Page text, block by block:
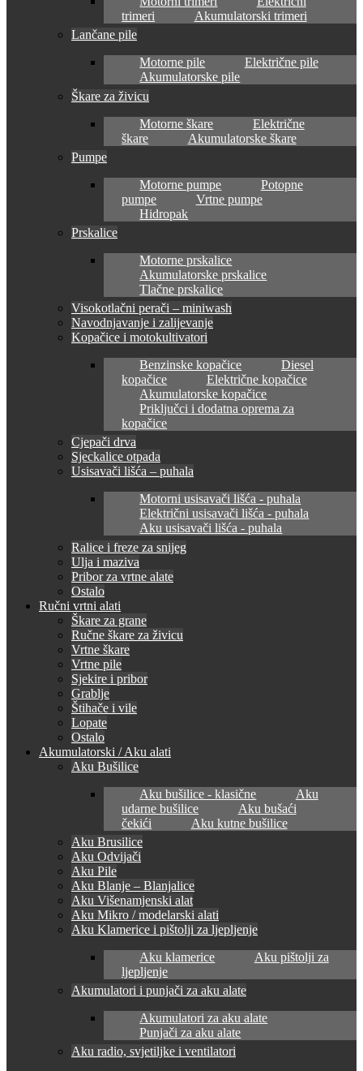
trimeri
Akumulatorski trimeri
Lančane pile
Motorne pile
Električne pile
Akumulatorske pile
Škare za živicu
Motorne škare
Električne
škare
Akumulatorske škare
Pumpe
Motorne pumpe
Potopne
pumpe
Vrtne pumpe
Hidropak
Prskalice
Motorne prskalice
Akumulatorske prskalice
Tlačne prskalice
Visokotlačni perači – miniwash
Navodnjavanje i zalijevanje
Kopačice i motokultivatori
Benzinske kopačice
Diesel
kopačice
Električne kopačice
Akumulatorske kopačice
Priključci i dodatna oprema za
kopačice
Cjepači drva
Sjeckalice otpada
Usisavači lišća – puhala
Motorni usisavači lišća - puhala
Električni usisavači lišća - puhala
Aku usisavači lišća - puhala
Ralice i freze za snijeg
Ulja i maziva
Pribor za vrtne alate
Ostalo
Ručni vrtni alati
Škare za grane
Ručne škare za živicu
Vrtne škare
Vrtne pile
Sjekire i pribor
Grablje
Štihače i vile
Lopate
Ostalo
Akumulatorski / Aku alati
Aku Bušilice
Aku bušilice - klasične
Aku
udarne bušilice
Aku bušaći
čekići
Aku kutne bušilice
Aku Brusilice
Aku Odvijači
Aku Pile
Aku Blanje – Blanjalice
Aku Višenamjenski alat
Aku Mikro / modelarski alati
Aku Klamerice i pištolji za ljepljenje
Aku klamerice
Aku pištolji za
ljepljenje
Akumulatori i punjači za aku alate
Akumulatori za aku alate
Punjači za aku alate
Aku radio, svjetiljke i ventilatori